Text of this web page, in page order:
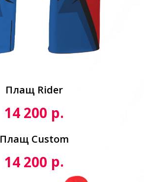
Плащ Rider
14 200 р.
Плащ Custom
14 200 р.